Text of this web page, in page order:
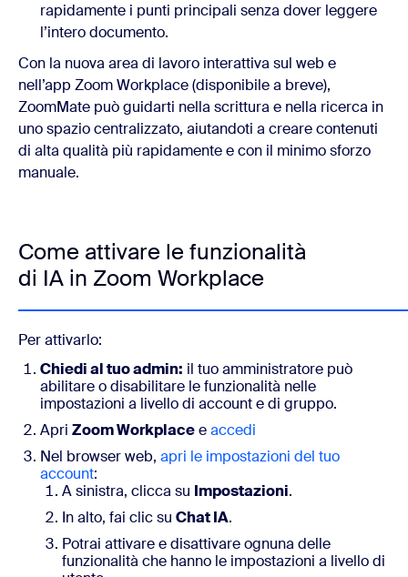
rapidamente i punti principali senza dover leggere
l’intero documento.
Con la nuova area di lavoro interattiva sul web e
nell’app Zoom Workplace (disponibile a breve),
ZoomMate può guidarti nella scrittura e nella ricerca in
uno spazio centralizzato, aiutandoti a creare contenuti
di alta qualità più rapidamente e con il minimo sforzo
manuale.
Come attivare le funzionalità
di IA in Zoom Workplace
Per attivarlo:
Chiedi al tuo admin: il tuo amministratore può
abilitare o disabilitare le funzionalità nelle
impostazioni a livello di account e di gruppo.
Apri Zoom Workplaceeaccedi
Nel browser web, apri le impostazioni del tuo
account:
A sinistra, clicca su Impostazioni.
In alto, fai clic su Chat IA.
Potrai attivare e disattivare ognuna delle
funzionalità che hanno le impostazioni a livello di